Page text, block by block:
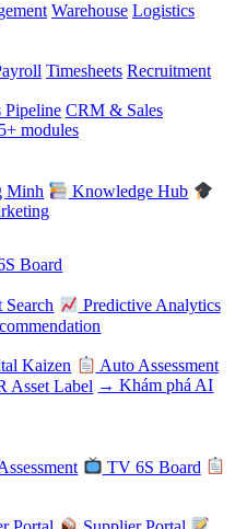
Warehouse Logistics
Timesheets Recruitment
Pipeline CRM & Sales
modules
Minh
Knowledge Hub
Board
Search
Predictive Analytics
Kaizen
Auto Assessment
Asset Label → Khám phá AI
TV 6S Board